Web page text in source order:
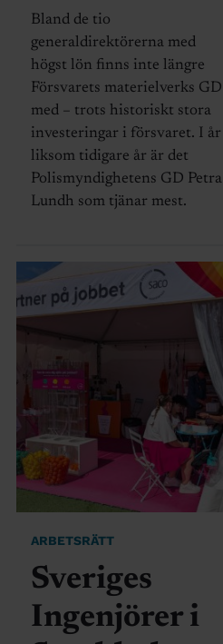
Bland de tio
generaldirektörerna med
högst lön finns inte längre
Försvarets materielverks GD
med – trots historiskt stora
investeringar i försvaret. I år
liksom tidigare år är det
Polismyndighetens GD Petra
Lundh som tjänar mest.
ARBETSRÄTT
Sveriges
Ingenjörer i